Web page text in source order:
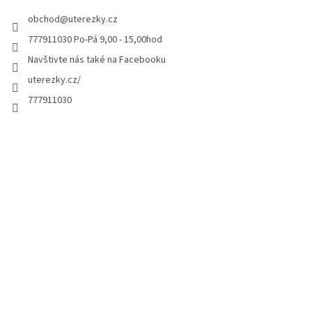
obchod@uterezky.cz
777911030 Po-Pá 9,00 - 15,00hod
Navštivte nás také na Facebooku
uterezky.cz/
777911030